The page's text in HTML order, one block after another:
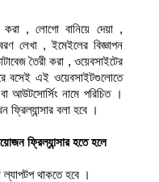
, লোগো বানিয়ে দেয়া ,
লেখা , ইমেইলের বিজ্ঞাপন
তৈরী করা , ওয়েবসাইটের
বসেই এই ওয়েবসাইটগুলোতে
আউটসোর্সিং নামে পরিচিত ।
বলা হবে ।
ফ্রিল্যান্সার হতে হলে
থাকতে হবে ।